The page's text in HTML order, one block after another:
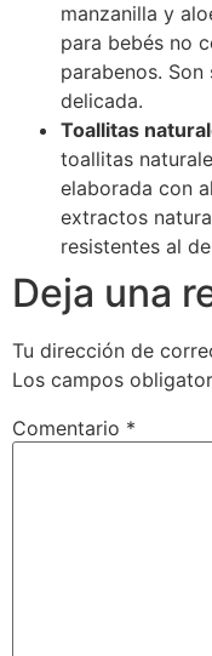
manzanilla y
para bebés no
parabenos.
delicada.
Toallitas
toallitas
elaborada con
extractos
resistentes al
Deja una
Tu dirección de
Los campos
Comentario *